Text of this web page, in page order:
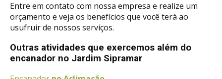
Entre em contato com nossa empresa e realize um
orçamento e veja os benefícios que você terá ao
usufruir de nossos serviços.
Outras atividades que exercemos além do
encanador no Jardim Sipramar